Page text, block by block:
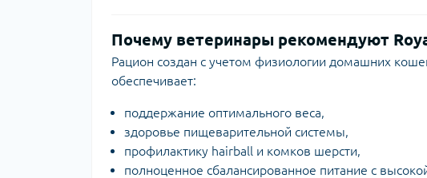
Почему ветеринары рекомендуют
Рацион создан с учетом физиологии домашних
обеспечивает:
поддержание оптимального веса,
здоровье пищеварительной системы,
профилактику hairball и комков шерсти,
полноценное сбалансированное питание с